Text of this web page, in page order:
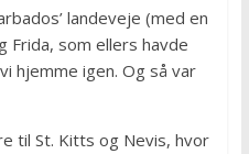
landeveje (med en
Frida, som ellers havde
hjemme igen. Og så var
til St. Kitts og Nevis, hvor